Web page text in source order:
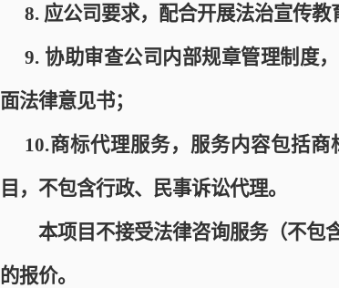
8. 应公司要求，配合开展法治宣传教
9. 协助审查公司内部规章管理制度
面法律意见书；
10.商标代理服务，服务内容包括
目，不包含行政、民事诉讼代理。
本项目不接受法律咨询服务（不包
的报价。